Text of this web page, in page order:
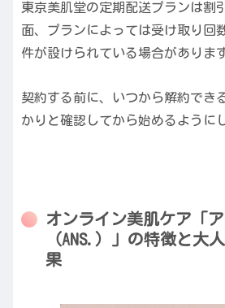
東京美肌堂の定期配送プランは割
面、プランによっては受け取り回
件が設けられている場合がありま
契約する前に、いつから解約でき
かりと確認してから始めるように
オンライン美肌ケア「
（ANS.）」の特徴と大
果